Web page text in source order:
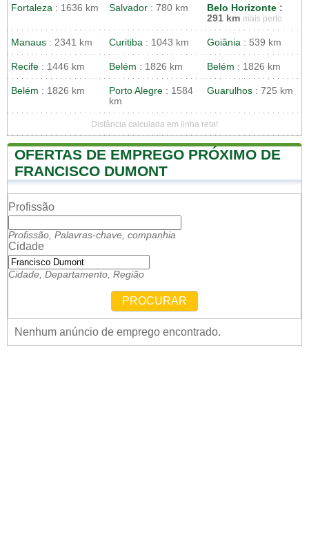
Fortaleza : 1636 km Salvador : 780 km Belo Horizonte :
291 km mais perto
Manaus : 2341 km Curitiba : 1043 km Goiânia : 539 km
Recife : 1446 km Belém : 1826 km Belém : 1826 km
Belém : 1826 km Porto Alegre : 1584
km
Guarulhos : 725 km
Distância calculada em linha reta!
OFERTAS DE EMPREGO PRÓXIMO DE
FRANCISCO DUMONT
Profissão
Profissão, Palavras-chave, companhia
Cidade
Cidade, Departamento, Região
PROCURAR
Nenhum anúncio de emprego encontrado.